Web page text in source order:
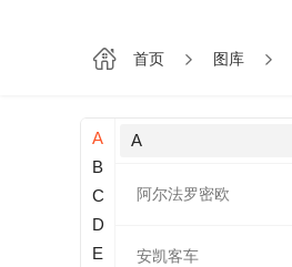
首页 图库
A
B
C
D
E
A
阿尔法罗密欧
安凯客车